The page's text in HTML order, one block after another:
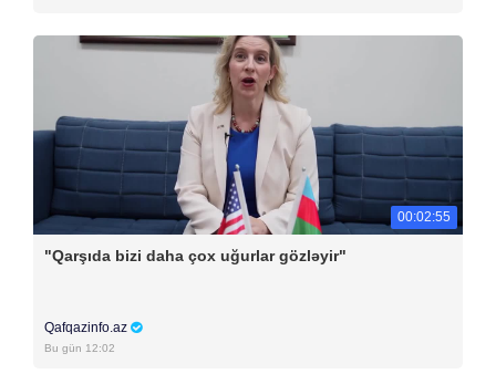
00:02:55
"Qarşıda bizi daha çox uğurlar gözləyir"
Qafqazinfo.az
Bu gün 12:02